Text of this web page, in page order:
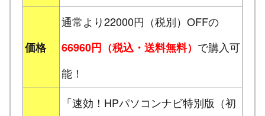
価格
通常より22000円（税別）OFFの
66960円（税込・送料無料） で購入可
能！
「速効！HPパソコンナビ特別版（初